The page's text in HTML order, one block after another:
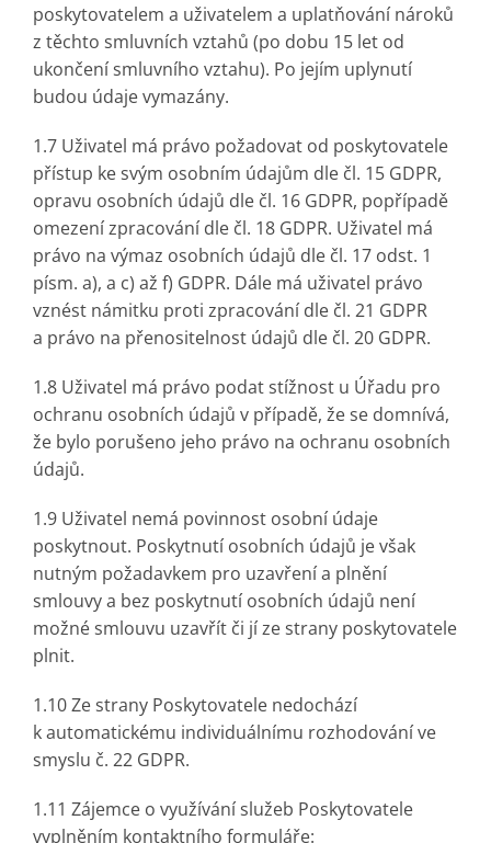
poskytovatelem a uživatelem a uplatňování nároků
z těchto smluvních vztahů (po dobu 15 let od
ukončení smluvního vztahu). Po jejím uplynutí
budou údaje vymazány.
1.7 Uživatel má právo požadovat od poskytovatele
přístup ke svým osobním údajům dle čl. 15 GDPR,
opravu osobních údajů dle čl. 16 GDPR, popřípadě
omezení zpracování dle čl. 18 GDPR. Uživatel má
právo na výmaz osobních údajů dle čl. 17 odst. 1
písm. a), a c) až f) GDPR. Dále má uživatel právo
vznést námitku proti zpracování dle čl. 21 GDPR
a právo na přenositelnost údajů dle čl. 20 GDPR.
1.8 Uživatel má právo podat stížnost u Úřadu pro
ochranu osobních údajů v případě, že se domnívá,
že bylo porušeno jeho právo na ochranu osobních
údajů.
1.9 Uživatel nemá povinnost osobní údaje
poskytnout. Poskytnutí osobních údajů je však
nutným požadavkem pro uzavření a plnění
smlouvy a bez poskytnutí osobních údajů není
možné smlouvu uzavřít či jí ze strany poskytovatele
plnit.
1.10 Ze strany Poskytovatele nedochází
k automatickému individuálnímu rozhodování ve
smyslu č. 22 GDPR.
1.11 Zájemce o využívání služeb Poskytovatele
vyplněním kontaktního formuláře: